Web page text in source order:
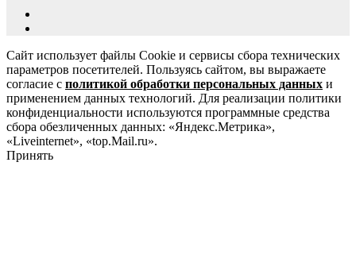
Сайт использует файлы Cookie и сервисы сбора технических
параметров посетителей. Пользуясь сайтом, вы выражаете
согласие с политикой обработки персональных данных и
применением данных технологий. Для реализации политики
конфиденциальности используются программные средства
сбора обезличенных данных: «Яндекс.Метрика»,
«Liveinternet», «top.Mail.ru».
Принять